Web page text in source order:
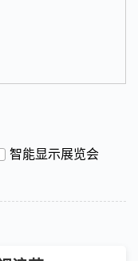
智能显示展览会